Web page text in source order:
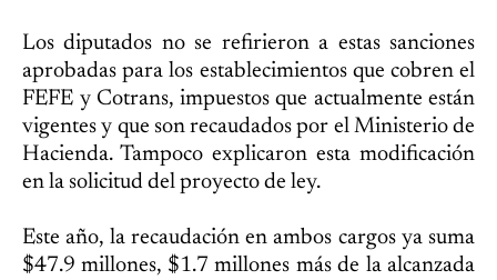
Los diputados no se refirieron a estas sanciones
aprobadas para los establecimientos que cobren el
FEFE y Cotrans, impuestos que actualmente están
vigentes y que son recaudados por el Ministerio de
Hacienda. Tampoco explicaron esta modificación
en la solicitud del proyecto de ley.
Este año, la recaudación en ambos cargos ya suma
$47.9 millones, $1.7 millones más de la alcanzada